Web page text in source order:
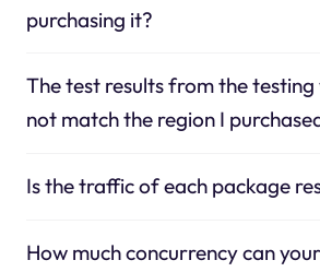
purchasing it?
The test results from the
not match the region I
Is the traffic of each package
How much concurrency can